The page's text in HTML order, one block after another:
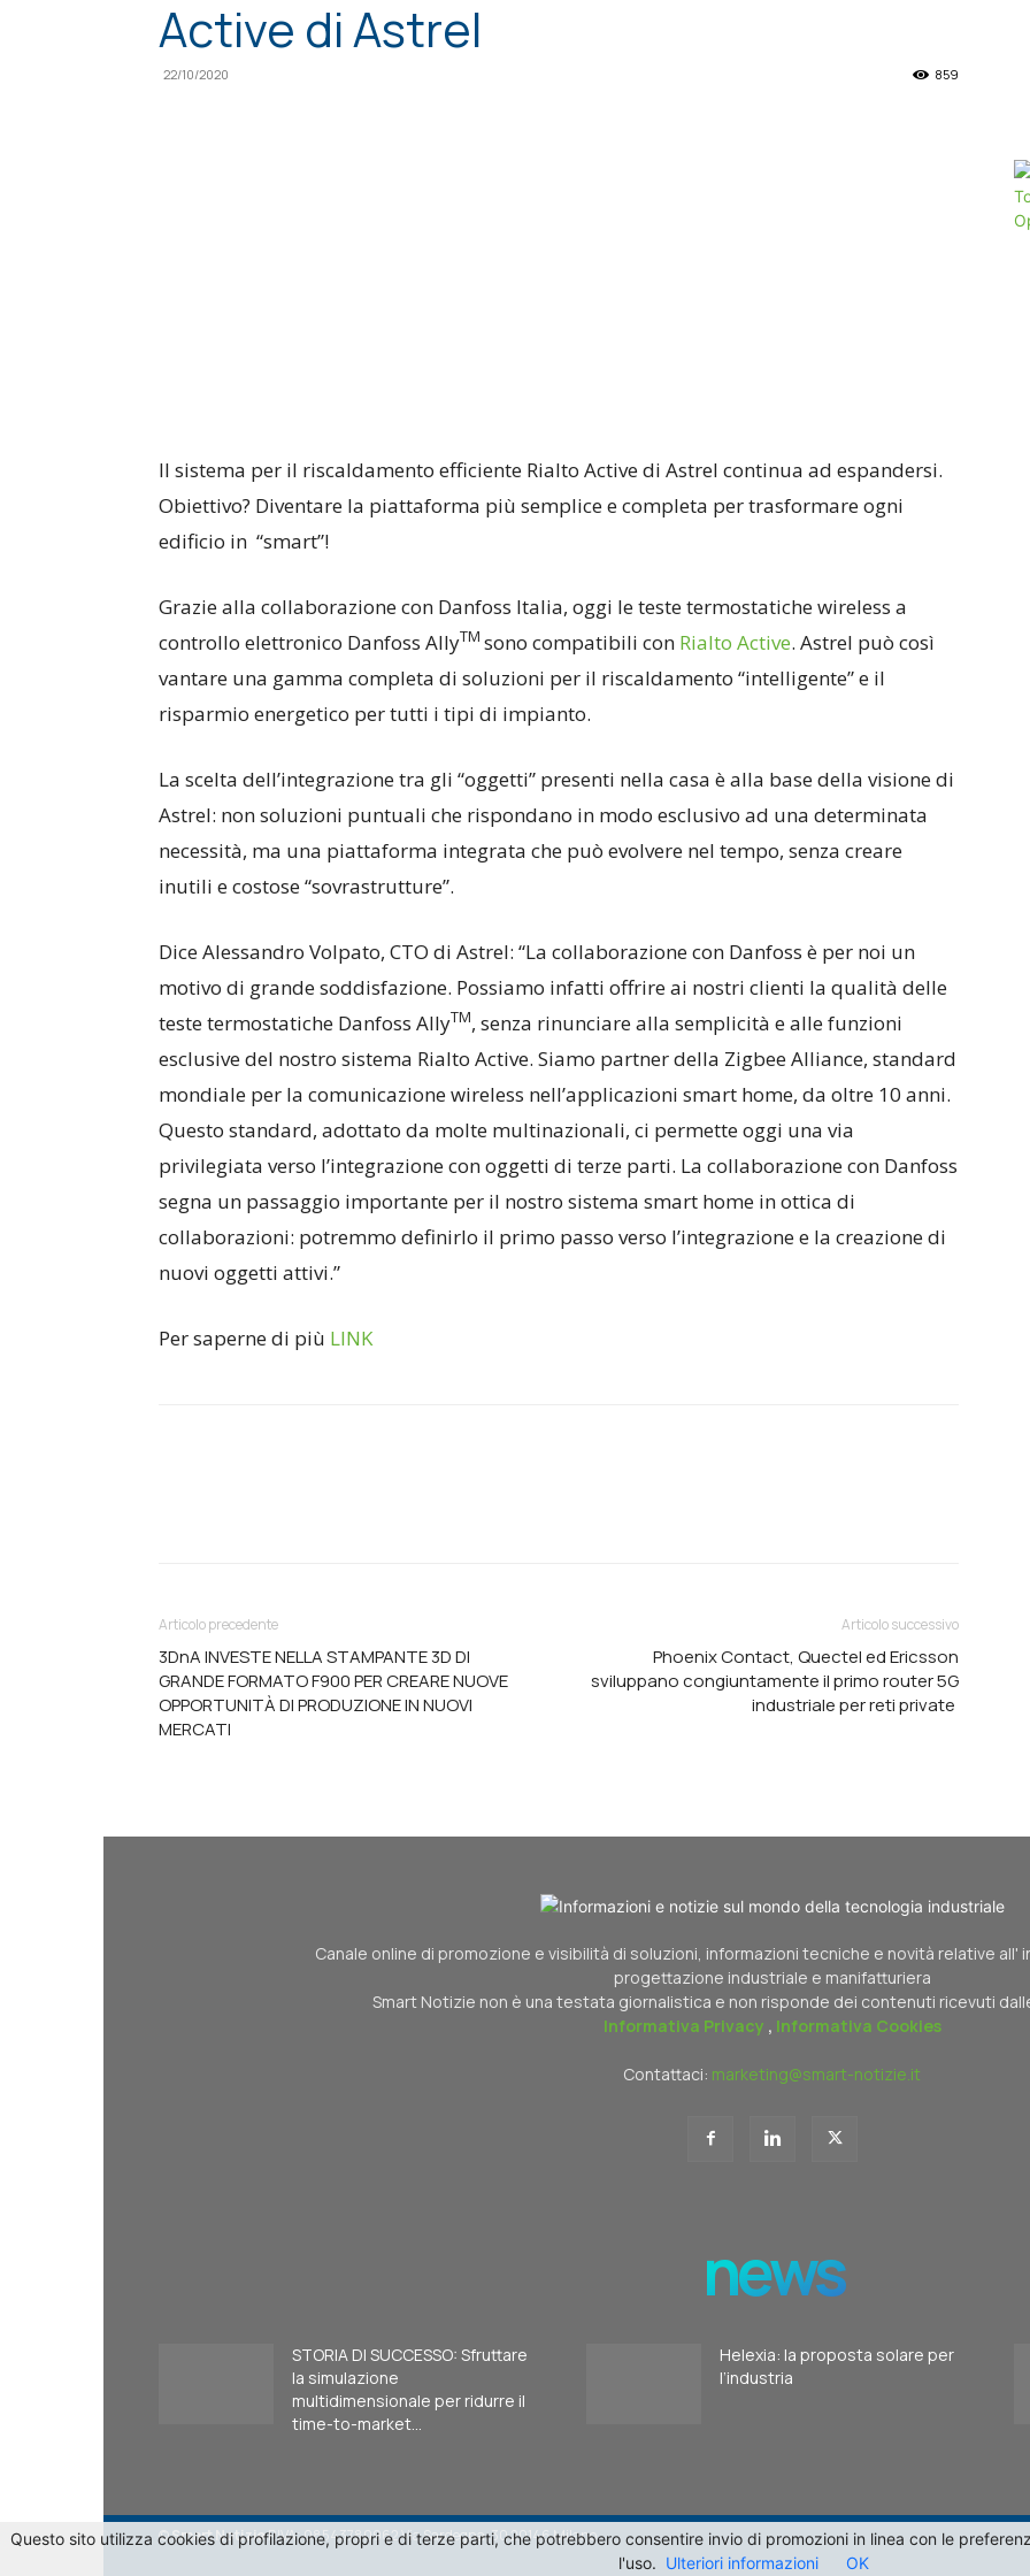
Active di Astrel
22/10/2020 859
ll sistema per il riscaldamento efficiente Rialto Active di Astrel continua ad espandersi.
Obiettivo? Diventare la piattaforma più semplice e completa per trasformare ogni
edificio in “smart”!
Grazie alla collaborazione con Danfoss Italia, oggi le teste termostatiche wireless a
controllo elettronico Danfoss AllyTM sono compatibili con Rialto Active. Astrel può così
vantare una gamma completa di soluzioni per il riscaldamento “intelligente” e il
risparmio energetico per tutti i tipi di impianto.
La scelta dell’integrazione tra gli “oggetti” presenti nella casa è alla base della visione di
Astrel: non soluzioni puntuali che rispondano in modo esclusivo ad una determinata
necessità, ma una piattaforma integrata che può evolvere nel tempo, senza creare
inutili e costose “sovrastrutture”.
Dice Alessandro Volpato, CTO di Astrel: “La collaborazione con Danfoss è per noi un
motivo di grande soddisfazione. Possiamo infatti offrire ai nostri clienti la qualità delle
teste termostatiche Danfoss AllyTM, senza rinunciare alla semplicità e alle funzioni
esclusive del nostro sistema Rialto Active. Siamo partner della Zigbee Alliance, standard
mondiale per la comunicazione wireless nell’applicazioni smart home, da oltre 10 anni.
Questo standard, adottato da molte multinazionali, ci permette oggi una via
privilegiata verso l’integrazione con oggetti di terze parti. La collaborazione con Danfoss
segna un passaggio importante per il nostro sistema smart home in ottica di
collaborazioni: potremmo definirlo il primo passo verso l’integrazione e la creazione di
nuovi oggetti attivi.”
Per saperne di più LINK
Articolo precedente
3DnA INVESTE NELLA STAMPANTE 3D DI
GRANDE FORMATO F900 PER CREARE NUOVE
OPPORTUNITÀ DI PRODUZIONE IN NUOVI
MERCATI
Articolo successivo
Phoenix Contact, Quectel ed Ericsson
sviluppano congiuntamente il primo router 5G
industriale per reti private
Canale online di promozione e visibilità di soluzioni, informazioni tecniche e novità relative all'
progettazione industriale e manifatturiera
Smart Notizie non è una testata giornalistica e non risponde dei contenuti ricevuti
Informativa Privacy , Informativa Cookies
Contattaci: marketing@smart-notizie.it
news
STORIA DI SUCCESSO: Sfruttare
la simulazione
multidimensionale per ridurre il
time-to-market...
Helexia: la proposta solare per
l’industria
©Smart NotizieP.IVA: 08543780962 Via Sardegna, 30 20146 Milano
Questo sito utilizza cookies di profilazione, propri e di terze parti, che potrebbero consentire invio di promozioni in linea con le
l'uso. Ulteriori informazioni OK